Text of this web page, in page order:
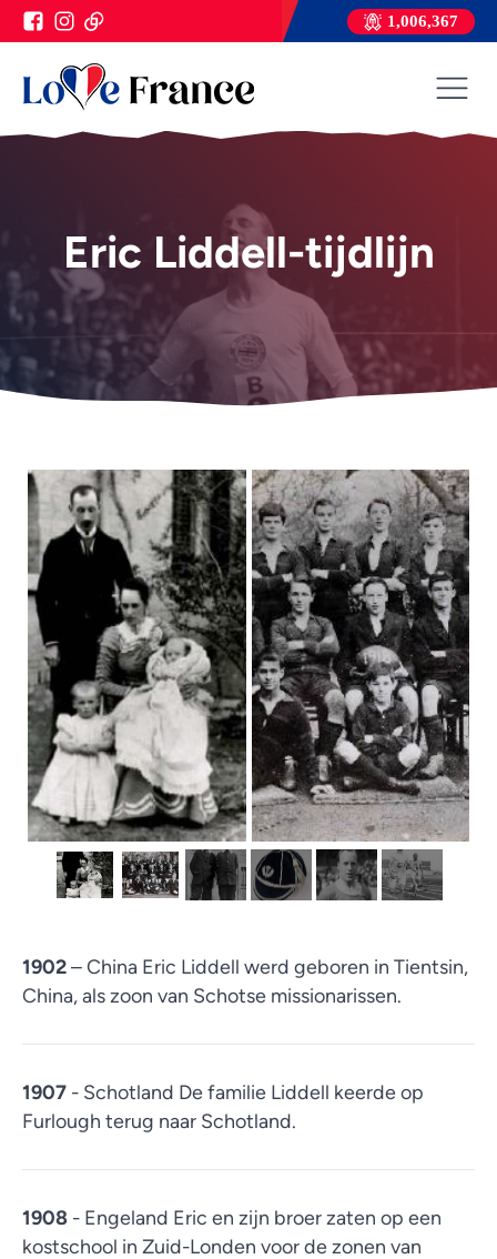
1,006,367
Eric Liddell-tijdlijn
1902– China Eric Liddell werd geboren in Tientsin,
China, als zoon van Schotse missionarissen.
1907 - Schotland De familie Liddell keerde op
Furlough terug naar Schotland.
1908 - Engeland Eric en zijn broer zaten op een
kostschool in Zuid-Londen voor de zonen van